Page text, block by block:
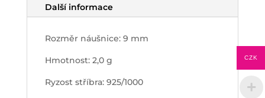
Další informace
Rozměr náušnice: 9 mm
Hmotnost: 2,0 g
Ryzost stříbra: 925/1000
CZK